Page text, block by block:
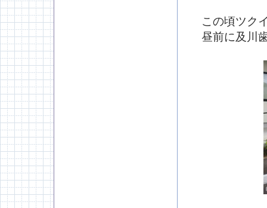
この頃ツク
昼前に及川